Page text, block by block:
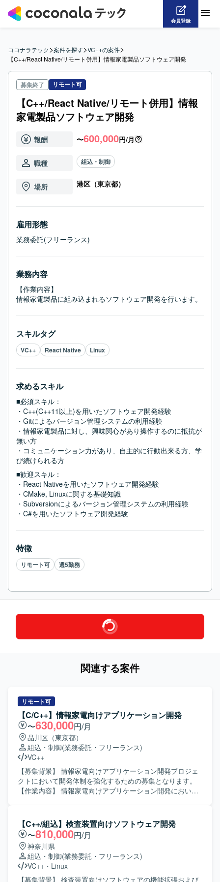
会員登録
ココナラテック>案件を探す>VC++の案件>
【C++/React Native/リモート併用】情報家電製品ソフトウェア開発
募集終了 リモート可
【C++/React Native/リモート併用】情報
家電製品ソフトウェア開発
報酬 〜600,000円/月
職種 組込・制御
場所 港区（東京都）
雇用形態
業務委託(フリーランス)
業務内容
【作業内容】
情報家電製品に組み込まれるソフトウェア開発を行います。
スキルタグ
VC++ React Native Linux
求めるスキル
■必須スキル：
・C++(C++11以上)を用いたソフトウェア開発経験
・Gitによるバージョン管理システムの利用経験
・情報家電製品に対し、興味関心があり操作するのに抵抗が
無い方
・コミュニケーション力があり、自主的に行動出来る方、学
び続けられる方
■歓迎スキル：
・React Nativeを用いたソフトウェア開発経験
・CMake, Linuxに関する基礎知識
・Subversionによるバージョン管理システムの利用経験
・C#を用いたソフトウェア開発経験
特徴
リモート可 週5勤務
関連する案件
リモート可
【C/C++】情報家電向けアプリケーション開発
〜630,000円/月
品川区（東京都）
組込・制御(業務委託・フリーランス)
VC++
【募集背景】 情報家電向けアプリケーション開発プロジェ
クトにおいて開発体制を強化するための募集となります。
【作業内容】 情報家電向けアプリケーション開発におい
修正も行っていただきます。 【求める人物像】 コミュニケ
ーションを取りながら協調して作業を進められる方を求め
ております。自ら課題を見つけ主体的に行動しながら品質
向上に取り組んでいただける方が望ましいです。 【ポジシ
ョンの魅力】 情報家電向けのプロダクト開発に携わること
で、ユーザーに近い領域での開発経験を積むことができま
す。C/C++を用いた開発スキルに加え、リアルタイム通信や
【C++/組込】検査装置向けソフトウェア開発
〜810,000円/月
神奈川県
組込・制御(業務委託・フリーランス)
VC++ ・ Linux
【募集背景】 検査装置向けソフトウェアの機能拡張および